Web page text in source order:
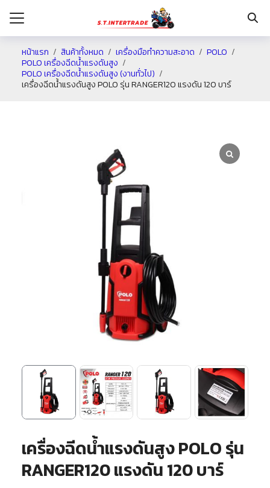
หน้าแรก สินค้าทั้งหมด เครื่องมือทำความสะอาด
POLO
POLO เครื่องฉีดน้ำแรงดันสูง
POLO เครื่องฉีดน้ำแรงดันสูง (งานทั่วไป)
เครื่องฉีดน้ำแรงดันสูง POLO รุ่น RANGER120 แรงดัน 120 บาร์
เครื่องฉีดน้ำแรงดันสูง POLO รุ่น
RANGER120 แรงดัน 120 บาร์